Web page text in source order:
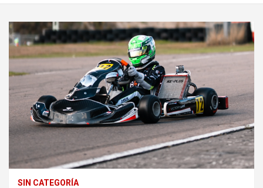
SIN CATEGORÍA